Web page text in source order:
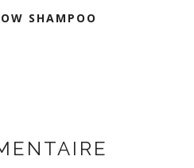
SHAMPOO